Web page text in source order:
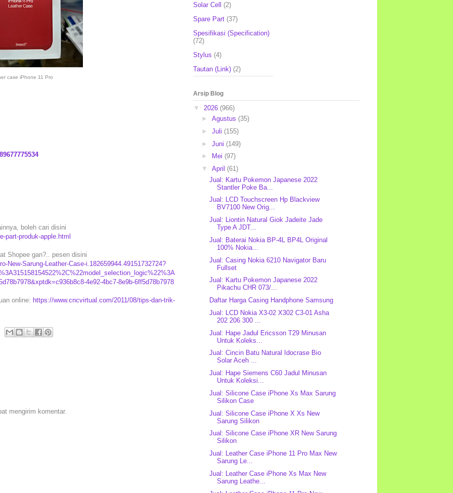
case iPhone 11 Pro
boleh cari disini
part-produk-apple.html
Shopee gan?.. pesen disini
New-Sarung-Leather-Case-i.182659944.49151732724?
4e92-4bc7-8e9b-6ff5d78b7978
online: https://www.cncvirtual.com/2011/08/tips-dan-trik-
mengirim komentar.
Solar Cell (2)
Spare Part (37)
Spesifikasi (Specification)
(72)
Stylus (4)
Tautan (Link) (2)
Arsip Blog
▼ 2026 (966)
► Agustus (35)
► Juli (155)
► Juni (149)
►
Mei (97)
▼ April (61)
Jual: Kartu Pokemon Japanese 2022
Stantler Poke Ba...
Jual: LCD Touchscreen Hp Blackview
BV7100 New Orig...
Jual: Liontin Natural Giok Jadeite Jade
Type A JDT...
Jual: Baterai Nokia BP-4L BP4L Original
100% Nokia...
Jual: Casing Nokia 6210 Navigator Baru
Fullset
Jual: Kartu Pokemon Japanese 2022
Pikachu CHR 073/...
Daftar Harga Casing Handphone Samsung
Jual: LCD Nokia X3-02 X302 C3-01 Asha
202 206 300 ...
Jual: Hape Jadul Ericsson T29 Minusan
Untuk Koleks...
Jual: Cincin Batu Natural Idocrase Bio
Solar Aceh ...
Jual: Hape Siemens C60 Jadul Minusan
Untuk Koleksi...
Jual: Silicone Case iPhone Xs Max Sarung
Silikon Case
Jual: Silicone Case iPhone X Xs New
Sarung Silikon
Jual: Silicone Case iPhone XR New Sarung
Silikon
Jual: Leather Case iPhone 11 Pro Max New
Sarung Le...
Jual: Leather Case iPhone Xs Max New
Sarung Leathe...